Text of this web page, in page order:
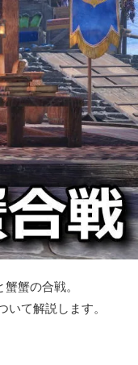
蟹の合戦。
て解説します。